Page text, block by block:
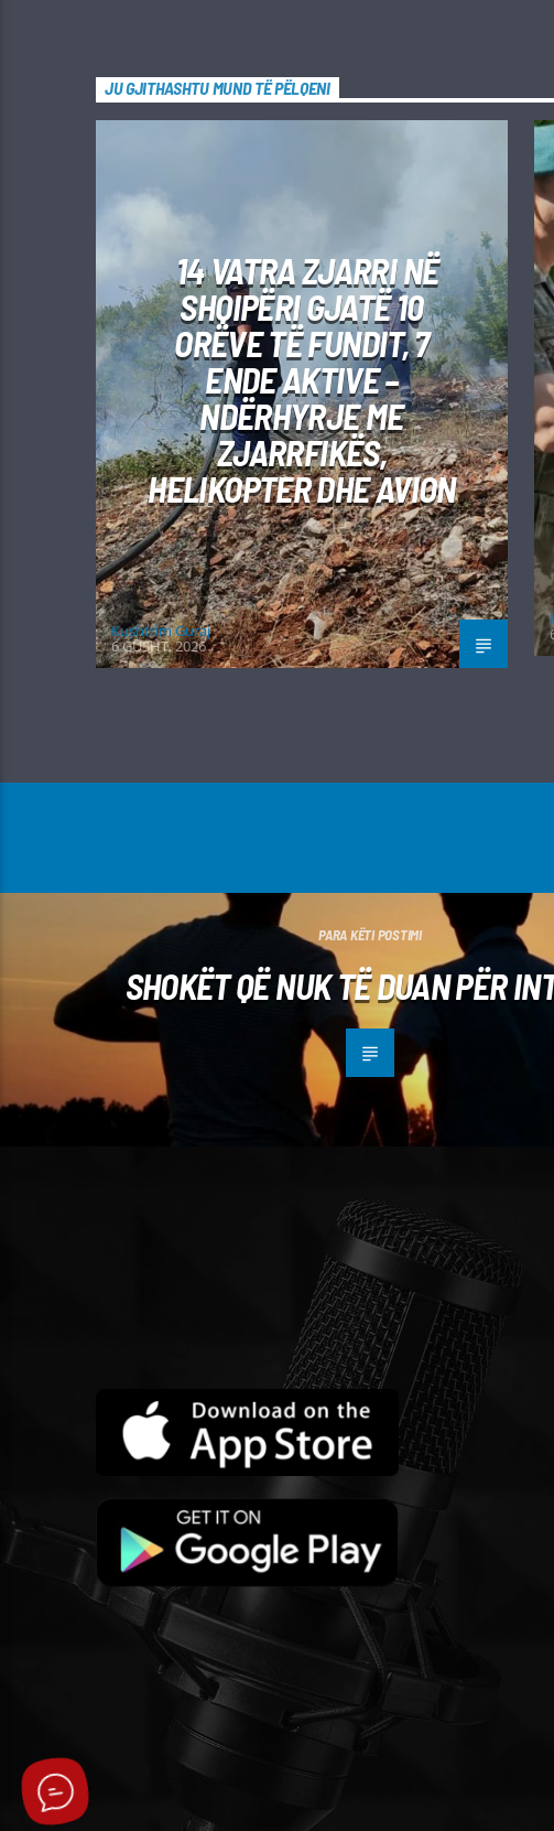
JU GJITHASHTU MUND TË PËLQENI
14 VATRA ZJARRI NË
SHQIPËRI GJATË 10
ORËVE TË FUNDIT, 7
ENDE AKTIVE –
NDËRHYRJE ME
ZJARRFIKËS,
HELIKOPTER DHE AVION
Kushtrim Guraj
6 GUSHT, 2026
PARA KËTI POSTIMI
SHOKËT QË NUK TË DUAN PËR